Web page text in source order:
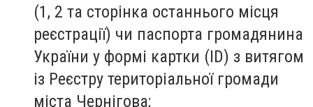
(1, 2 та сторінка останнього місця
реєстрації) чи паспорта громадянина
України у формі картки (ID) з витягом
із Реєстру територіальної громади
міста Чернігова;